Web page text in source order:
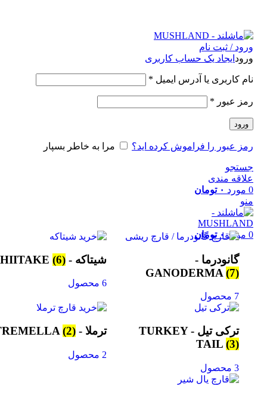
ورود / ثبت نام
ورود ایجاد یک حساب کاربری
نام کاربری یا آدرس ایمیل *
رمز عبور *
ورود
رمز عبور را فراموش کرده اید؟ مرا به خاطر بسپار
جستجو
علاقه مندی
0 مورد ۰ تومان
منو
0 مورد ۰ تومان
گانودرما -
GANODERMA (7)
7 محصول
شیتاکه - SHIITAKE (6)
6 محصول
ترکی تیل - TURKEY
TAIL (3)
3 محصول
ترملا - TREMELLA (2)
2 محصول